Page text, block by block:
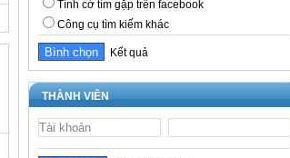
Tình cờ tìm gặp trên facebook
Công cụ tìm kiếm khác
Kết quả
THÀNH VIÊN